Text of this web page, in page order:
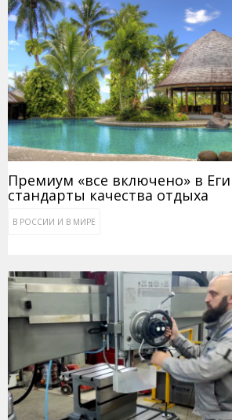
Премиум «все включено» в
стандарты качества отдыха
В РОССИИ И В МИРЕ